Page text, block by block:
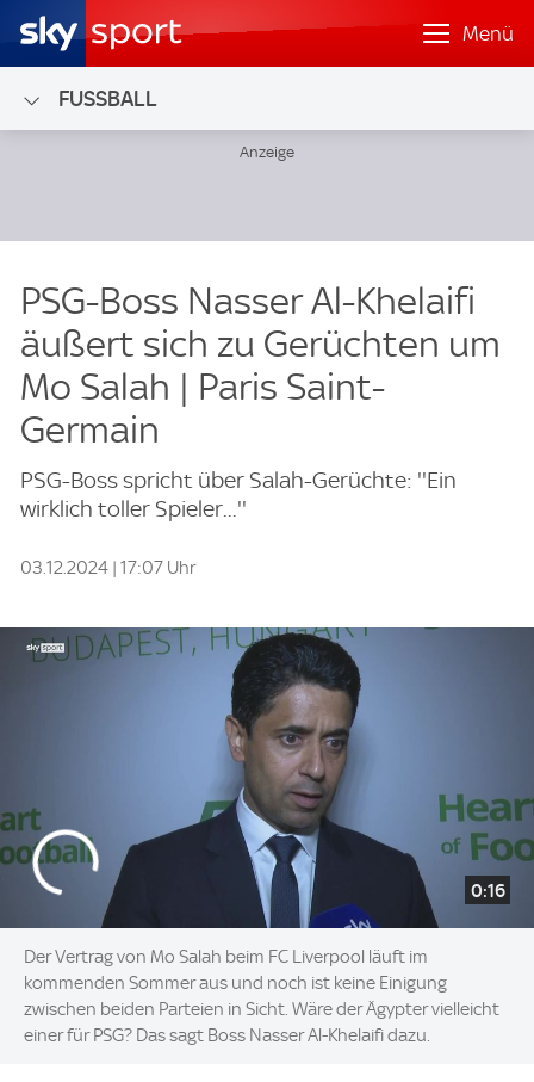
Menü
FUSSBALL
PSG-Boss Nasser Al-Khelaifi
äußert sich zu Gerüchten um
Mo Salah | Paris Saint-
Germain
PSG-Boss spricht über Salah-Gerüchte: ''Ein
wirklich toller Spieler...''
03.12.2024 | 17:07 Uhr
0:16
Der Vertrag von Mo Salah beim FC Liverpool läuft im
kommenden Sommer aus und noch ist keine Einigung
zwischen beiden Parteien in Sicht. Wäre der Ägypter vielleicht
einer für PSG? Das sagt Boss Nasser Al-Khelaifi dazu.